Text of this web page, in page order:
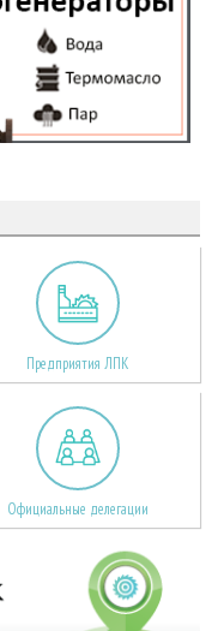
Предприятия ЛПК
Официальные делегации